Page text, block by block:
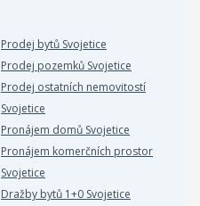
Prodej bytů Svojetice
Prodej pozemků Svojetice
Prodej ostatních nemovitostí
Svojetice
Pronájem domů Svojetice
Pronájem komerčních prostor
Svojetice
Dražby bytů 1+0 Svojetice